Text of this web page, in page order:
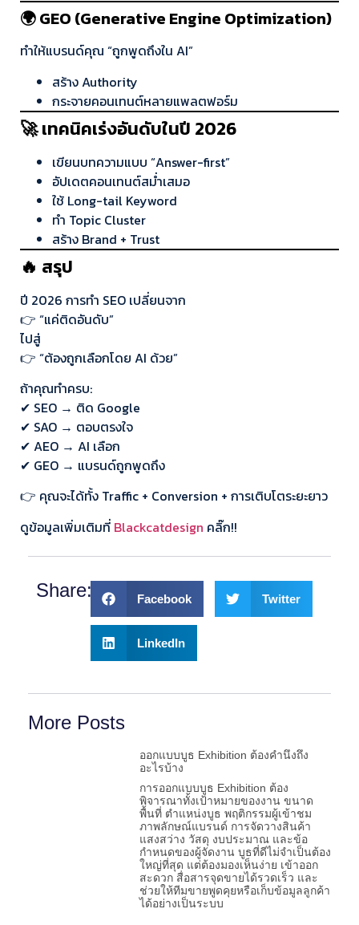
🌍 GEO (Generative Engine Optimization)
ทำให้แบรนด์คุณ “ถูกพูดถึงใน AI”
สร้าง Authority
กระจายคอนเทนต์หลายแพลตฟอร์ม
🚀 เทคนิคเร่งอันดับในปี 2026
เขียนบทความแบบ “Answer-first”
อัปเดตคอนเทนต์สม่ำเสมอ
ใช้ Long-tail Keyword
ทำ Topic Cluster
สร้าง Brand + Trust
🔥 สรุป
ปี 2026 การทำ SEO เปลี่ยนจาก
👉 “แค่ติดอันดับ”
ไปสู่
👉 “ต้องถูกเลือกโดย AI ด้วย”
ถ้าคุณทำครบ:
✔ SEO → ติด Google
✔ SAO → ตอบตรงใจ
✔ AEO → AI เลือก
✔ GEO → แบรนด์ถูกพูดถึง
👉 คุณจะได้ทั้ง Traffic + Conversion + การเติบโตระยะยาว
ดูข้อมูลเพิ่มเติมที่ Blackcatdesign คลิ๊ก!!
Share: Facebook Twitter
LinkedIn
More Posts
ออกแบบบูธ Exhibition ต้องคำนึงถึง
อะไรบ้าง
การออกแบบบูธ Exhibition ต้อง
พิจารณาทั้งเป้าหมายของงาน ขนาด
พื้นที่ ตำแหน่งบูธ พฤติกรรมผู้เข้าชม
ภาพลักษณ์แบรนด์ การจัดวางสินค้า
แสงสว่าง วัสดุ งบประมาณ และข้อ
กำหนดของผู้จัดงาน บูธที่ดีไม่จำเป็นต้อง
ใหญ่ที่สุด แต่ต้องมองเห็นง่าย เข้าออก
สะดวก สื่อสารจุดขายได้รวดเร็ว และ
ช่วยให้ทีมขายพูดคุยหรือเก็บข้อมูลลูกค้า
ได้อย่างเป็นระบบ